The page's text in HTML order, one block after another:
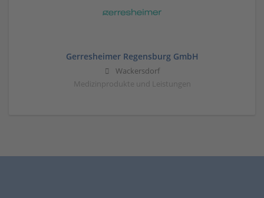
Gerresheimer Regensburg GmbH
Wackersdorf
Medizinprodukte und Leistungen